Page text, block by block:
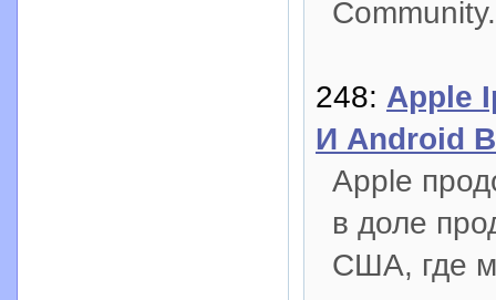
Community.
248: Apple
И Android
Apple
в доле
США, где